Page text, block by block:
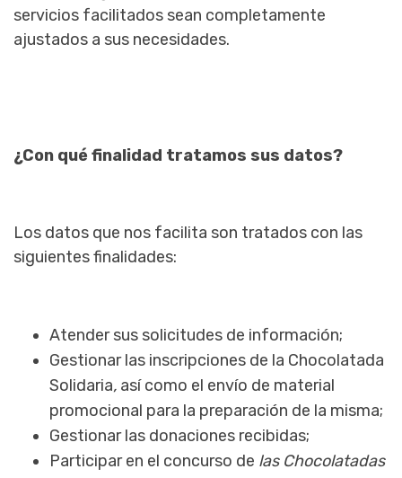
servicios facilitados sean completamente
ajustados a sus necesidades.
¿Con qué finalidad tratamos sus datos?
Los datos que nos facilita son tratados con las
siguientes finalidades:
Atender sus solicitudes de información;
Gestionar las inscripciones de la Chocolatada
Solidaria, así como el envío de material
promocional para la preparación de la misma;
Gestionar las donaciones recibidas;
Participar en el concurso de las Chocolatadas